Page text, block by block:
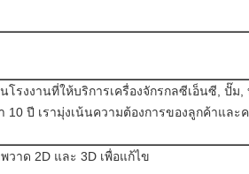
นโรงงานที่ให้บริการเครื่องจักรกลซีเอ็นซี, ปั๊ม
10 ปี เรามุ่งเน้นความต้องการของลูกค้าและ
วาด 2D และ 3D เพื่อแก้ไข